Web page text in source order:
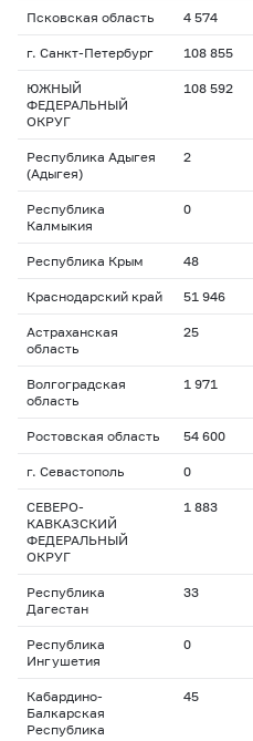
Псковская область 4 574
г. Санкт-Петербург 108 855
ЮЖНЫЙ
ФЕДЕРАЛЬНЫЙ
ОКРУГ
108 592
Республика Адыгея
(Адыгея)
2
Республика
Калмыкия
0
Республика Крым 48
Краснодарский край 51 946
Астраханская
область
25
Волгоградская
область
1 971
Ростовская область 54 600
г. Севастополь 0
СЕВЕРО-
КАВКАЗСКИЙ
ФЕДЕРАЛЬНЫЙ
ОКРУГ
1 883
Республика
Дагестан
33
Республика
Ингушетия
0
Кабардино-
Балкарская
Республика
45